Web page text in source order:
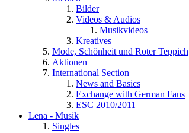
Bilder
Videos & Audios
Musikvideos
Kreatives
Mode, Schönheit und Roter Teppich
Aktionen
International Section
News and Basics
Exchange with German Fans
ESC 2010/2011
Lena - Musik
Singles